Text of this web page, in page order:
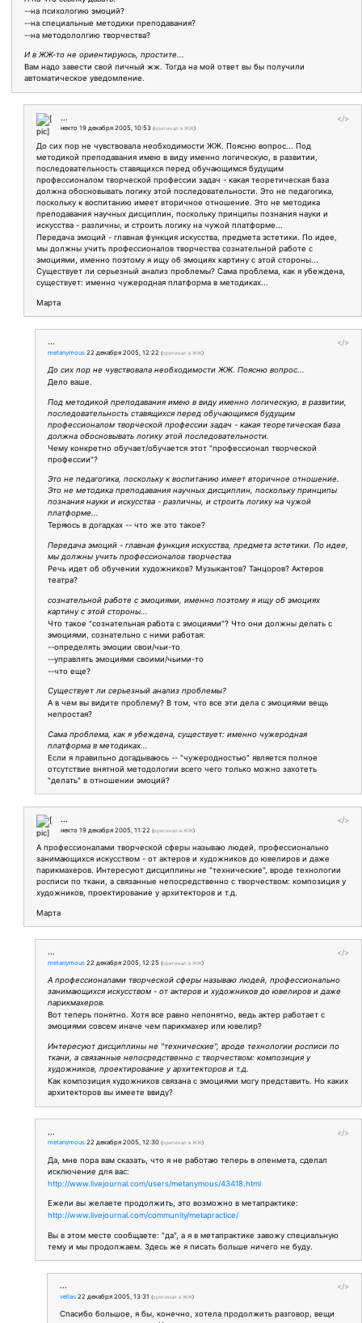
--на психологию эмоций?
--на специальные методики преподавания?
--на методололгию творчества?
И в ЖЖ-то не ориентируюсь, простите...
Вам надо завести свой личный жж. Тогда на мой ответ вы бы получили
автоматическое уведомление.
</>
...
некто19 декабря 2005, 10:53 (оригинал в ЖЖ)
До сих пор не чувствовала необходимости ЖЖ. Поясню вопрос... Под
методикой преподавания имею в виду именно логическую, в развитии,
последовательность ставящихся перед обучающимся будущим
профессионалом творческой профессии задач - какая теоретическая база
должна обосновывать логику этой последовательности. Это не педагогика,
поскольку к воспитанию имеет вторичное отношение. Это не методика
преподавания научных дисциплин, поскольку принципы познания науки и
искусства - различны, и строить логику на чужой платформе...
Передача эмоций - главная функция искусства, предмета эстетики. По идее,
мы должны учить профессионалов творчества сознательной работе с
эмоциями, именно поэтому я ищу об эмоциях картину с этой стороны...
Существует ли серьезный анализ проблемы? Сама проблема, как я убеждена,
существует: именно чужеродная платформа в методиках...
Марта
</>
...
metanymous 22 декабря 2005, 12:22 (оригинал в ЖЖ)
До сих пор не чувствовала необходимости ЖЖ. Поясню вопрос...
Дело ваше.
Под методикой преподавания имею в виду именно логическую, в развитии,
последовательность ставящихся перед обучающимся будущим
профессионалом творческой профессии задач - какая теоретическая база
должна обосновывать логику этой последовательности.
Чему конкретно обучает/обучается этот "профессионал творческой
профессии"?
Это не педагогика, поскольку к воспитанию имеет вторичное отношение.
Это не методика преподавания научных дисциплин, поскольку принципы
познания науки и искусства - различны, и строить логику на чужой
платформе...
Теряюсь в догадках -- что же это такое?
Передача эмоций - главная функция искусства, предмета эстетики. По идее,
мы должны учить профессионалов творчества
Речь идет об обучении художников? Музыкантов? Танцоров? Актеров
театра?
сознательной работе с эмоциями, именно поэтому я ищу об эмоциях
картину с этой стороны...
Что такое "сознательная работа с эмоциями"? Что они должны делать с
эмоциями, сознательно с ними работая:
--определять эмоции свои/чьи-то
--управлять эмоциями своими/чьими-то
--что еще?
Существует ли серьезный анализ проблемы?
А в чем вы видите проблему? В том, что все эти дела с эмоциями вещь
непростая?
Сама проблема, как я убеждена, существует: именно чужеродная
платформа в методиках...
Если я правильно догадываюсь -- "чужеродностью" является полное
отсутствие внятной методологии всего чего только можно захотеть
"делать" в отношении эмоций?
</>
...
некто19 декабря 2005, 11:22 (оригинал в ЖЖ)
А профессионалами творческой сферы называю людей, профессионально
занимающихся искусством - от актеров и художников до ювелиров и даже
парикмахеров. Интересуют дисциплины не "технические", вроде технологии
росписи по ткани, а связанные непосредственно с творчеством: композиция у
художников, проектирование у архитекторов и т.д.
Марта
</>
...
metanymous 22 декабря 2005, 12:25 (оригинал в ЖЖ)
А профессионалами творческой сферы называю людей, профессионально
занимающихся искусством - от актеров и художников до ювелиров и даже
парикмахеров.
Вот теперь понятно. Хотя все равно непонятно, ведь актер работает с
эмоциями совсем иначе чем парикмахер или ювелир?
Интересуют дисциплины не "технические", вроде технологии росписи по
ткани, а связанные непосредственно с творчеством: композиция у
художников, проектирование у архитекторов и т.д.
Как композиция художников связана с эмоциями могу представить. Но каких
архитекторов вы имеете ввиду?
</>
...
metanymous 22 декабря 2005, 12:30 (оригинал в ЖЖ)
Да, мне пора вам сказать, что я не работаю теперь в опенмета, сделал
исключение для вас:
http://www.livejournal.com/users/metanymous/43418.html
Ежели вы желаете продолжить, это возможно в метапрактике:
http://www.livejournal.com/community/metapractice/
Вы в этом месте сообщаете: "да", а я в метапрактике завожу специальную
тему и мы продолжаем. Здесь же я писать больше ничего не буду.
</>
...
vellas 22 декабря 2005, 13:31 (оригинал в ЖЖ)
Спасибо большое, я бы, конечно, хотела продолжить разговор, вещи